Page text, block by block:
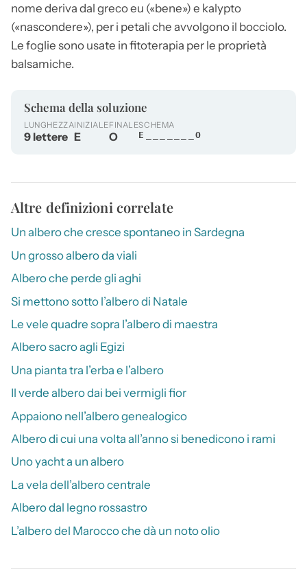
nome deriva dal greco eu («bene») e kalypto
(«nascondere»), per i petali che avvolgono il bocciolo.
Le foglie sono usate in fitoterapia per le proprietà
balsamiche.
Schema della soluzione
LUNGHEZZA
9 lettere
INIZIALE
E
FINALE
O
SCHEMA
E_______O
Altre definizioni correlate
Un albero che cresce spontaneo in Sardegna
Un grosso albero da viali
Albero che perde gli aghi
Si mettono sotto l’albero di Natale
Le vele quadre sopra l’albero di maestra
Albero sacro agli Egizi
Una pianta tra l’erba e l’albero
Il verde albero dai bei vermigli fior
Appaiono nell’albero genealogico
Albero di cui una volta all’anno si benedicono i rami
Uno yacht a un albero
La vela dell’albero centrale
Albero dal legno rossastro
L’albero del Marocco che dà un noto olio